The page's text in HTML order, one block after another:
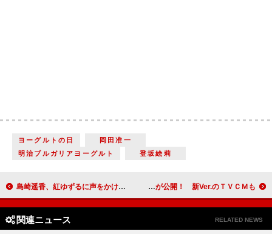
ヨーグルトの日
岡田准一
明治ブルガリアヨーグルト
登坂絵莉
島崎遥香、紅ゆずるに声をかけられ 「何だかときめいてしまいました…！」 新垣結衣、「いいね～いいね～」とカメラマンに！？ ＷＥＢ限定動画が公開！ 新Ver.のＴＶＣＭも
関連ニュース RELATED NEWS